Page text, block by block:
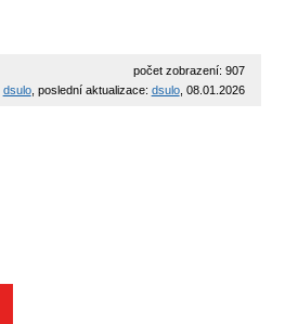
počet zobrazení: 907
dsulo, poslední aktualizace: dsulo, 08.01.2026